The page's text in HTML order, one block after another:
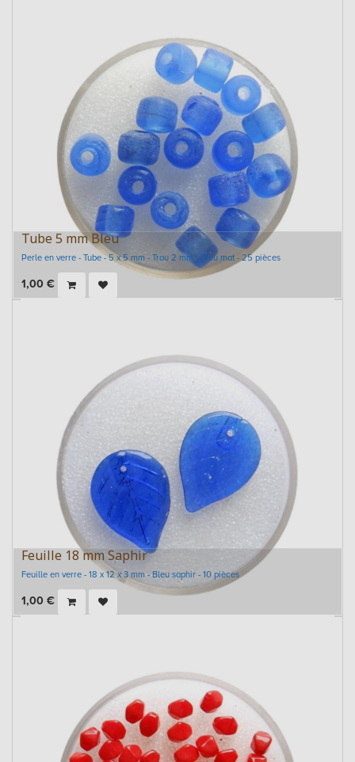
Tube 5 mm Bleu
Perle en verre - Tube - 5 x 5 mm - Trou 2 mm - Bleu mat - 25 pièces
1,00 €
Feuille 18 mm Saphir
Feuille en verre - 18 x 12 x 3 mm - Bleu saphir - 10 pièces
1,00 €